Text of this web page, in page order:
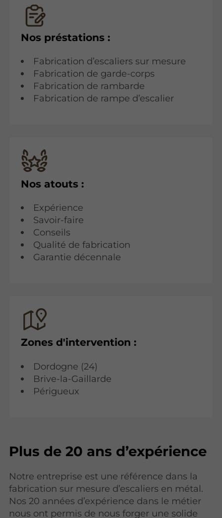
Nos préstations :
Fabrication d’escaliers sur mesure
Fabrication de garde-corps
Fabrication de rambarde
Fabrication de rampe d’escalier
Nos atouts :
Expérience
Savoir-faire
Conseils
Qualité de fabrication
Garantie décennale
Zones d'intervention :
Dordogne (24)
Brive-la-Gaillarde
Périgueux
Plus de 20 ans d’expérience
Notre entreprise est une référence dans la
fabrication sur mesure d’escaliers en métal.
Nos 20 années d’expérience dans le métier
nous ont permis de nous forger une solide